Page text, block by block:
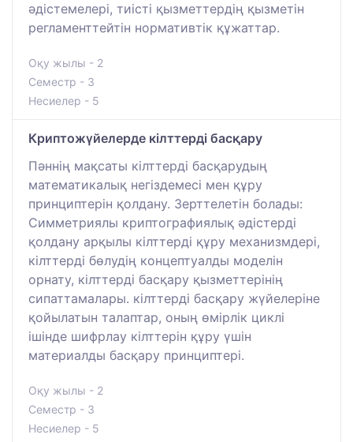
әдістемелері, тиісті қызметтердің қызметін
регламенттейтін нормативтік құжаттар.
Оқу жылы - 2
Семестр - 3
Несиелер - 5
Криптожүйелерде кілттерді басқару
Пәннің мақсаты кілттерді басқарудың
математикалық негіздемесі мен құру
принциптерін қолдану. Зерттелетін болады:
Симметриялы криптографиялық әдістерді
қолдану арқылы кілттерді құру механизмдері,
кілттерді бөлудің концептуалды моделін
орнату, кілттерді басқару қызметтерінің
сипаттамалары. кілттерді басқару жүйелеріне
қойылатын талаптар, оның өмірлік циклі
ішінде шифрлау кілттерін құру үшін
материалды басқару принциптері.
Оқу жылы - 2
Семестр - 3
Несиелер - 5